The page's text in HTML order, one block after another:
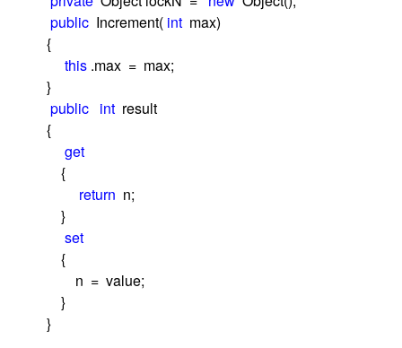
public Increment( int max)
{
this .max = max;
}
public int result
{
get
{
return n;
}
set
{
n = value;
}
}